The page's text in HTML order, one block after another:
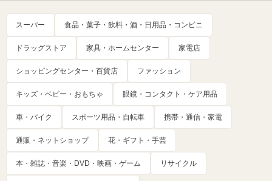
スーパー 食品・菓子・飲料・酒・日用品・コンビニ
ドラッグストア 家具・ホームセンター 家電店
ショッピングセンター・百貨店 ファッション
キッズ・ベビー・おもちゃ 眼鏡・コンタクト・ケア用品
車・バイク スポーツ用品・自転車 携帯・通信・家電
通販・ネットショップ 花・ギフト・手芸
本・雑誌・音楽・DVD・映画・ゲーム リサイクル